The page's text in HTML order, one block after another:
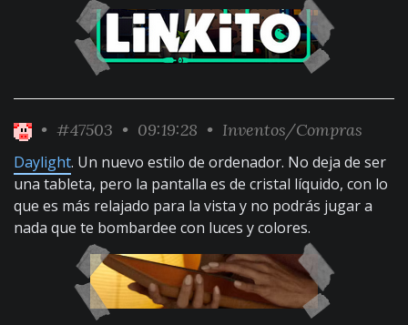
• #47503 • 09:19:28 • Inventos/Compras
Daylight. Un nuevo estilo de ordenador. No deja de ser
una tableta, pero la pantalla es de cristal líquido, con lo
que es más relajado para la vista y no podrás jugar a
nada que te bombardee con luces y colores.